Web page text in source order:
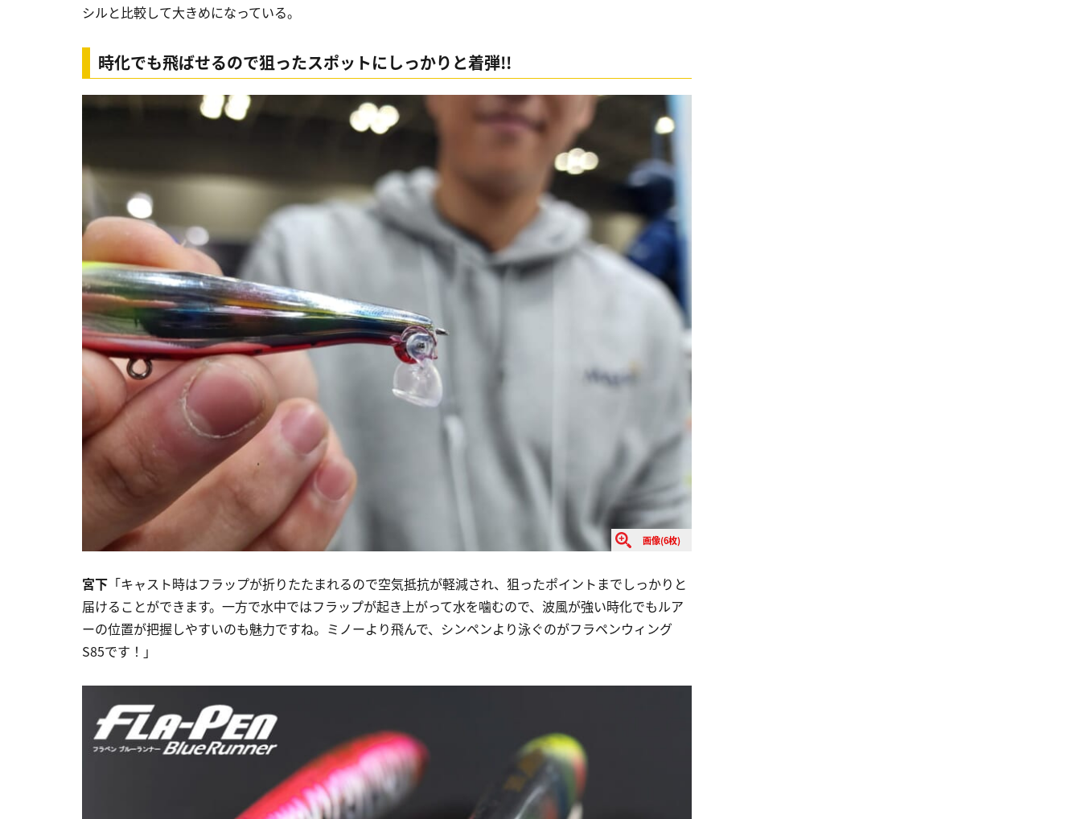
シルと比較して大きめになっている。
時化でも飛ばせるので狙ったスポットにしっかりと着弾!!
画像(6枚)
宮下 「キャスト時はフラップが折りたたまれるので空気抵抗が軽減され、狙ったポイントまでしっかりと
届けることができます。一方で水中ではフラップが起き上がって水を噛むので、波風が強い時化でもルア
ーの位置が把握しやすいのも魅力ですね。ミノーより飛んで、シンペンより泳ぐのがフラペンウィング
S85です！」